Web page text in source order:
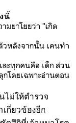
นี้
มยาโยยว่า "เกิด
วหลังจากนั้น เคนทำ
ละทุกคนคือ เด็ก ส่วน
กโดยเฉพาะอ่านตอน
ไม่ให้ตำรวจ
กี่ยวข้องอีก